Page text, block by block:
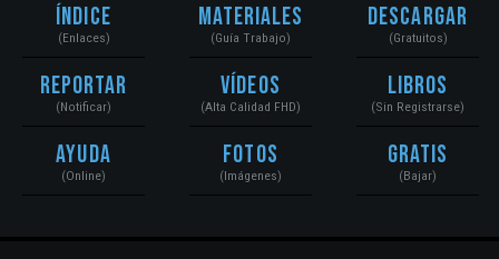
Índice
(Enlaces)
Reportar
(Notificar)
Ayuda
(Online)
Materiales
(Guía Trabajo)
Vídeos
(Alta Calidad FHD)
Fotos
(Imágenes)
Descargar
(Gratuitos)
Libros
(Sin Registrarse)
Gratis
(Bajar)